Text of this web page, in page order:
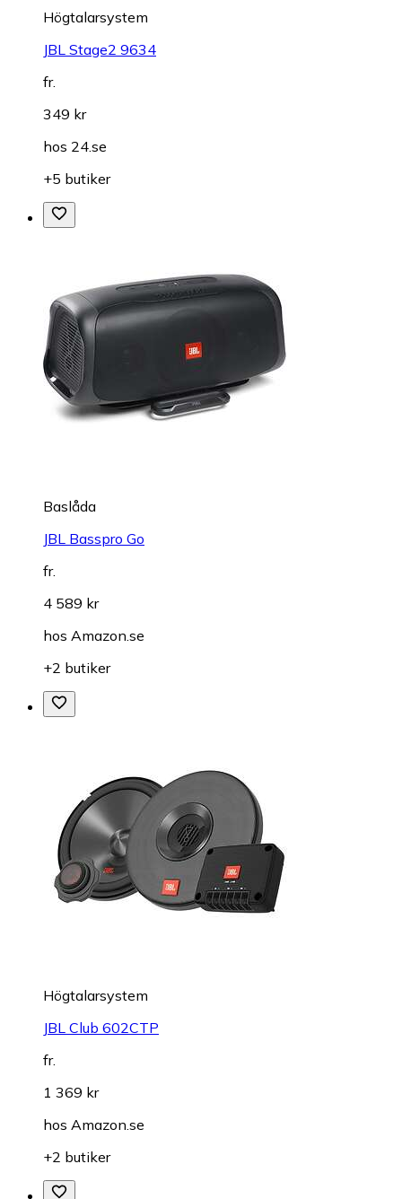
Högtalarsystem
JBL Stage2 9634
fr.
349 kr
hos 24.se
+5 butiker
Baslåda
JBL Basspro Go
fr.
4 589 kr
hos Amazon.se
+2 butiker
Högtalarsystem
JBL Club 602CTP
fr.
1 369 kr
hos Amazon.se
+2 butiker